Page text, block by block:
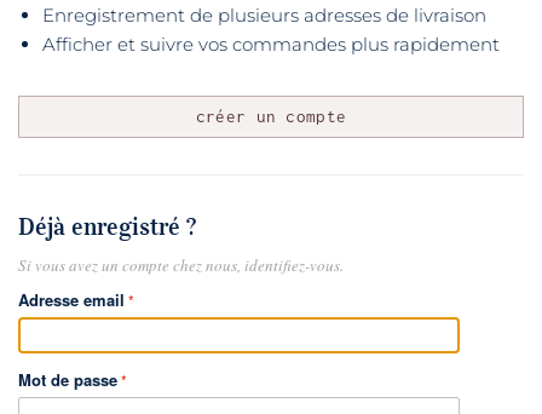
Enregistrement de plusieurs adresses de livraison
Afficher et suivre vos commandes plus rapidement
créer un compte
Déjà enregistré ?
Si vous avez un compte chez nous, identifiez-vous.
Adresse email
Mot de passe